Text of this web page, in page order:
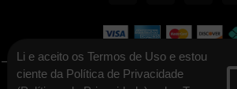
Li e aceito os Termos de Uso e estou
ciente da Política de Privacidade